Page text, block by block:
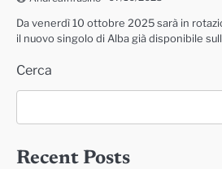
Da venerdì 10 ottobre 2025 sarà in
il nuovo singolo di Alba già disponibile
Cerca
Recent Posts